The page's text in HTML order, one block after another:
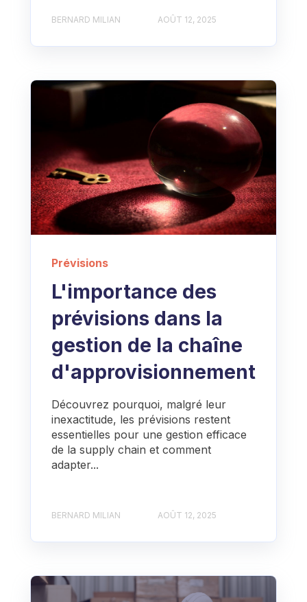
BERNARD MILIAN AOÛT 12, 2025
Prévisions
L'importance des
prévisions dans la
gestion de la chaîne
d'approvisionnement
Découvrez pourquoi, malgré leur
inexactitude, les prévisions restent
essentielles pour une gestion efficace
de la supply chain et comment
adapter...
BERNARD MILIAN AOÛT 12, 2025